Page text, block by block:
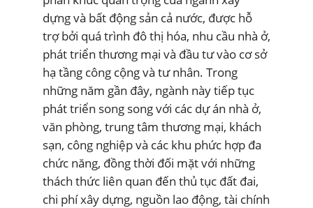
dựng và bất động sản cả nước, được hỗ
trợ bởi quá trình đô thị hóa, nhu cầu nhà ở,
phát triển thương mại và đầu tư vào cơ sở
hạ tầng công cộng và tư nhân. Trong
những năm gần đây, ngành này tiếp tục
phát triển song song với các dự án nhà ở,
văn phòng, trung tâm thương mại, khách
sạn, công nghiệp và các khu phức hợp đa
chức năng, đồng thời đối mặt với những
thách thức liên quan đến thủ tục đất đai,
chi phí xây dựng, nguồn lao động, tài chính